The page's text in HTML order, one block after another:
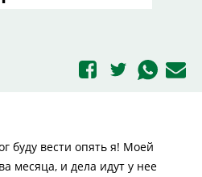
буду вести опять я! Моей
месяца, и дела идут у нее